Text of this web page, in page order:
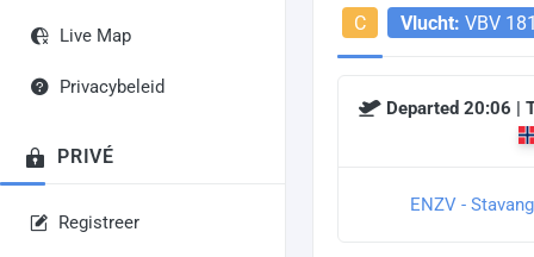
Live Map
Privacybeleid
PRIVÉ
Registreer
C Vlucht: VBV
Departed 20:06 |
ENZV -